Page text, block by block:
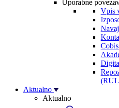
Uporabne
Vpis
Aktualno
Aktualno